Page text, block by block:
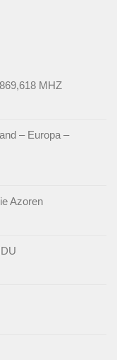
MHZ
– Europa –
Azoren